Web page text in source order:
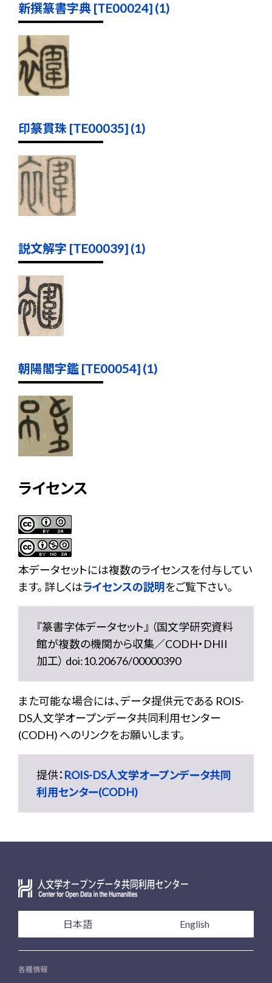
新撰篆書字典 [TE00024] (1)
印篆貫珠 [TE00035] (1)
説文解字 [TE00039] (1)
朝陽閣字鑑 [TE00054] (1)
ライセンス
本データセットには複数のライセンスを付与してい
ます。 詳しくはライセンスの説明をご覧下さい。
『篆書字体データセット』 （国文学研究資料
館が複数の機関から収集／CODH・DHII
加工） doi:10.20676/00000390
また可能な場合には、データ提供元である ROIS-
DS人文学オープンデータ共同利用センター
(CODH) へのリンクをお願いします。
提供： ROIS-DS人文学オープンデータ共同
利用センター(CODH)
日本語 English
各種情報